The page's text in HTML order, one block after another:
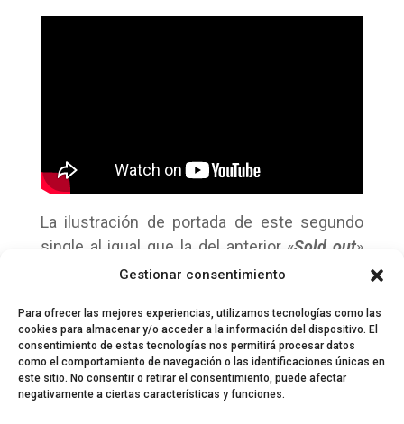
Gestionar consentimiento
Para ofrecer las mejores experiencias, utilizamos tecnologías como las
cookies para almacenar y/o acceder a la información del dispositivo. El
consentimiento de estas tecnologías nos permitirá procesar datos
como el comportamiento de navegación o las identificaciones únicas en
este sitio. No consentir o retirar el consentimiento, puede afectar
negativamente a ciertas características y funciones.
La ilustración de portada de este segundo
single al igual que la del anterior «Sold out»
es obra del artista e ilustrador catalán